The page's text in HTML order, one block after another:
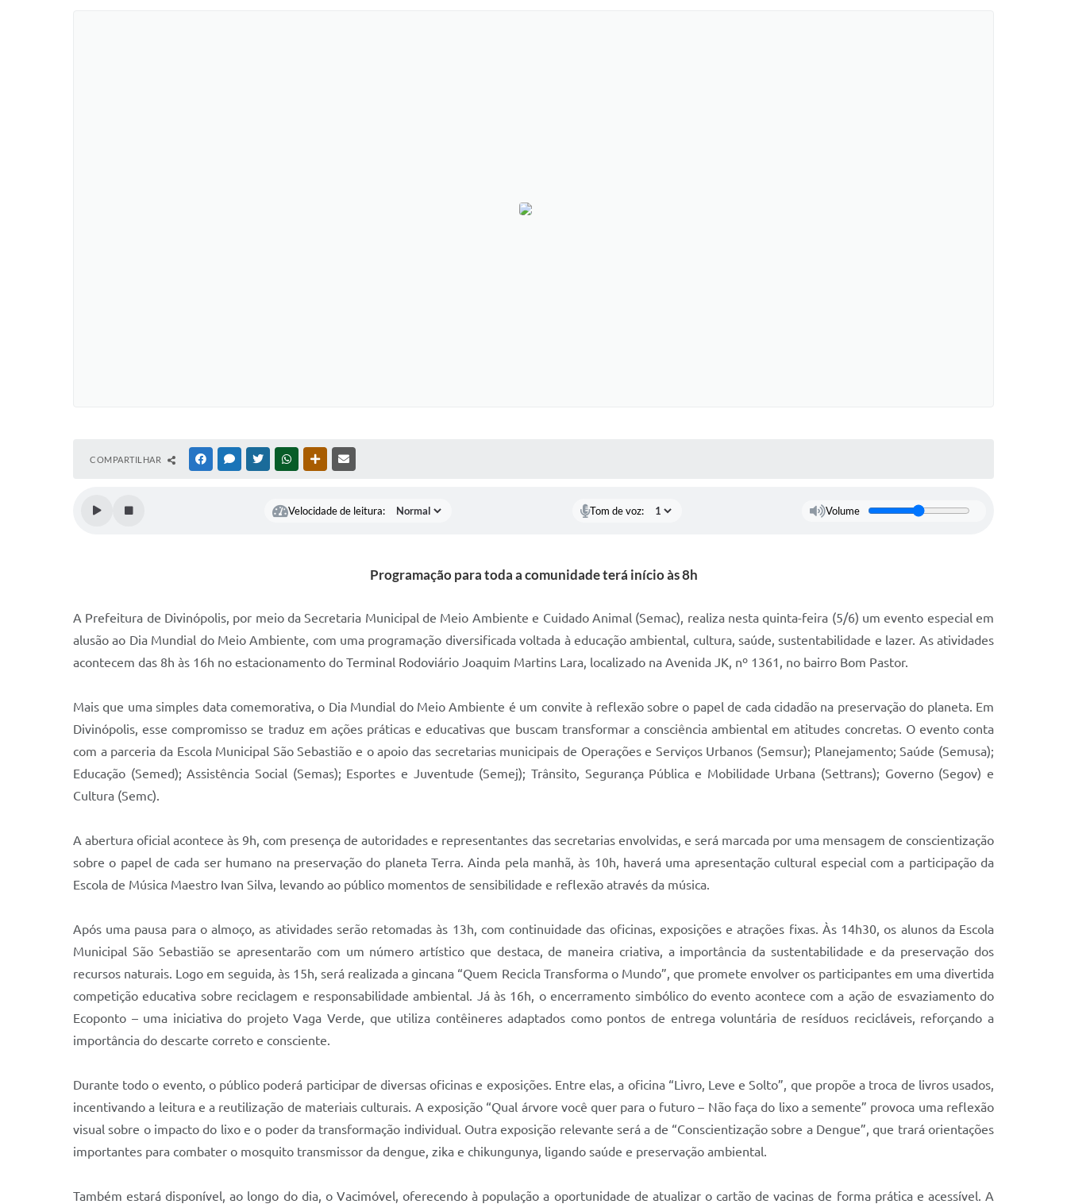
COMPARTILHAR FACEBOOKMESSENGER
TWITTERWHATSAPPOUTRAS MÍDIAS
Velocidade de leitura: Tom de voz: Volume
Programação para toda a comunidade terá início às 8h
A Prefeitura de Divinópolis, por meio da Secretaria Municipal de Meio Ambiente e Cuidado Animal (Semac), realiza nesta quinta-feira (5/6) um evento especial em
alusão ao Dia Mundial do Meio Ambiente, com uma programação diversificada voltada à educação ambiental, cultura, saúde, sustentabilidade e lazer. As atividades
acontecem das 8h às 16h no estacionamento do Terminal Rodoviário Joaquim Martins Lara, localizado na Avenida JK, nº 1361, no bairro Bom Pastor.
Mais que uma simples data comemorativa, o Dia Mundial do Meio Ambiente é um convite à reflexão sobre o papel de cada cidadão na preservação do planeta. Em
Divinópolis, esse compromisso se traduz em ações práticas e educativas que buscam transformar a consciência ambiental em atitudes concretas. O evento conta
com a parceria da Escola Municipal São Sebastião e o apoio das secretarias municipais de Operações e Serviços Urbanos (Semsur); Planejamento; Saúde (Semusa);
Educação (Semed); Assistência Social (Semas); Esportes e Juventude (Semej); Trânsito, Segurança Pública e Mobilidade Urbana (Settrans); Governo (Segov) e
Cultura (Semc).
A abertura oficial acontece às 9h, com presença de autoridades e representantes das secretarias envolvidas, e será marcada por uma mensagem de conscientização
sobre o papel de cada ser humano na preservação do planeta Terra. Ainda pela manhã, às 10h, haverá uma apresentação cultural especial com a participação da
Escola de Música Maestro Ivan Silva, levando ao público momentos de sensibilidade e reflexão através da música.
Após uma pausa para o almoço, as atividades serão retomadas às 13h, com continuidade das oficinas, exposições e atrações fixas. Às 14h30, os alunos da Escola
Municipal São Sebastião se apresentarão com um número artístico que destaca, de maneira criativa, a importância da sustentabilidade e da preservação dos
recursos naturais. Logo em seguida, às 15h, será realizada a gincana “Quem Recicla Transforma o Mundo”, que promete envolver os participantes em uma divertida
competição educativa sobre reciclagem e responsabilidade ambiental. Já às 16h, o encerramento simbólico do evento acontece com a ação de esvaziamento do
Ecoponto – uma iniciativa do projeto Vaga Verde, que utiliza contêineres adaptados como pontos de entrega voluntária de resíduos recicláveis, reforçando a
importância do descarte correto e consciente.
Durante todo o evento, o público poderá participar de diversas oficinas e exposições. Entre elas, a oficina “Livro, Leve e Solto”, que propõe a troca de livros usados,
incentivando a leitura e a reutilização de materiais culturais. A exposição “Qual árvore você quer para o futuro – Não faça do lixo a semente” provoca uma reflexão
visual sobre o impacto do lixo e o poder da transformação individual. Outra exposição relevante será a de “Conscientização sobre a Dengue”, que trará orientações
importantes para combater o mosquito transmissor da dengue, zika e chikungunya, ligando saúde e preservação ambiental.
Também estará disponível, ao longo do dia, o Vacimóvel, oferecendo à população a oportunidade de atualizar o cartão de vacinas de forma prática e acessível. A